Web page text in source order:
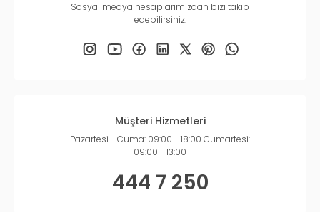
Sosyal medya hesaplarımızdan bizi takip
edebilirsiniz.
Müşteri Hizmetleri
Pazartesi - Cuma: 09:00 - 18:00 Cumartesi:
09:00 - 13:00
444 7 250